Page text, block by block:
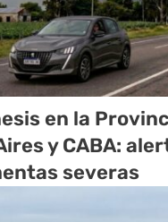
en la
y CABA:
severas